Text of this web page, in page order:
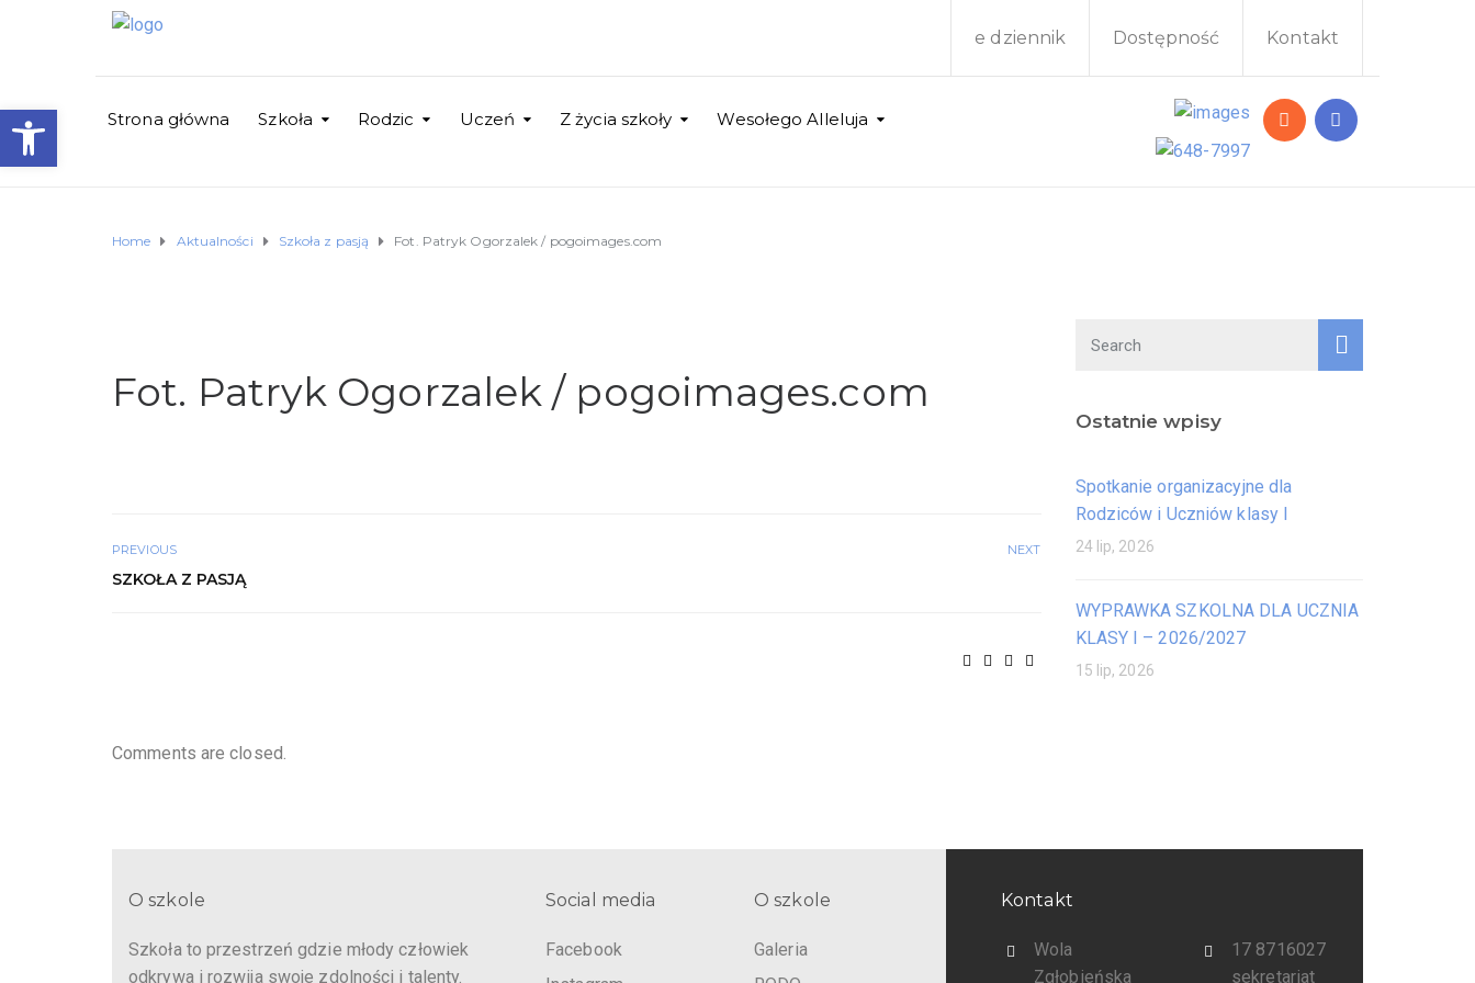
e dziennik Dostępność Kontakt
Strona główna Szkoła Rodzic Uczeń Z życia szkoły Wesołego Alleluja
Home Aktualności Szkoła z pasją Fot. Patryk Ogorzalek / pogoimages.com
Fot. Patryk Ogorzalek / pogoimages.com
PREVIOUS
SZKOŁA Z PASJĄ
NEXT
Comments are closed.
Ostatnie wpisy
Spotkanie organizacyjne dla
Rodziców i Uczniów klasy I
24 lip, 2026
WYPRAWKA SZKOLNA DLA UCZNIA
KLASY I – 2026/2027
15 lip, 2026
O szkole
Szkoła to przestrzeń gdzie młody człowiek
odkrywa i rozwija swoje zdolności i talenty.
Social media
Facebook
O szkole
Galeria
Kontakt
Wola
Zgłobieńska
17 8716027
sekretariat
Otwórz pasek narzędzi